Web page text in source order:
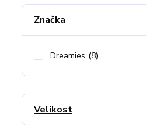
Značka
Dreamies (8)
Velikost